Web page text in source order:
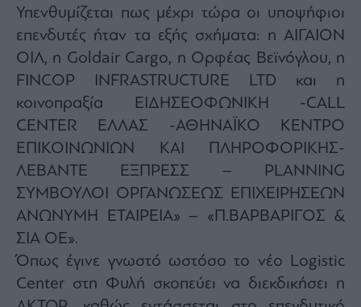
Υπενθυμίζεται πως μέχρι τώρα οι υποψήφιοι
επενδυτές ήταν τα εξής σχήματα: η ΑΙΓΑΙΟΝ
ΟΙΛ, η Goldair Cargo, η Ορφέας Βεϊνόγλου, η
FINCOP INFRASTRUCTURE LTD και η
κοινοπραξία ΕΙΔΗΣΕΟΦΩΝΙΚΗ -CALL
CENTER ΕΛΛΑΣ -ΑΘΗΝΑΪΚΟ ΚΕΝΤΡΟ
ΕΠΙΚΟΙΝΩΝΙΩΝ ΚΑΙ ΠΛΗΡΟΦΟΡΙΚΗΣ-
ΛΕΒΑΝΤΕ ΕΞΠΡΕΣΣ – PLANNING
ΣΥΜΒΟΥΛΟΙ ΟΡΓΑΝΩΣΕΩΣ ΕΠΙΧΕΙΡΗΣΕΩΝ
ΑΝΩΝΥΜΗ ΕΤΑΙΡΕΙΑ» – «Π.ΒΑΡΒΑΡΙΓΟΣ &
ΣΙΑ ΟΕ».
Όπως έγινε γνωστό ωστόσο το νέο Logistic
Center στη Φυλή σκοπεύει να διεκδικήσει η